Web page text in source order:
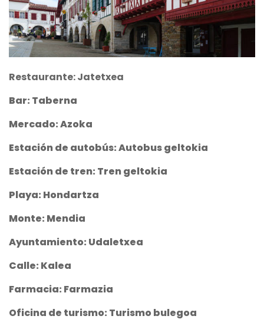
Restaurante: Jatetxea
Bar: Taberna
Mercado: Azoka
Estación de autobús: Autobus geltokia
Estación de tren: Tren geltokia
Playa: Hondartza
Monte: Mendia
Ayuntamiento: Udaletxea
Calle: Kalea
Farmacia: Farmazia
Oficina de turismo: Turismo bulegoa